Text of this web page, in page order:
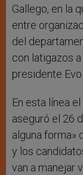
Gallego, en la
entre
del
con latigazos
presidente
En esta línea
aseguró el 26
alguna forma»
y los
van a manejar